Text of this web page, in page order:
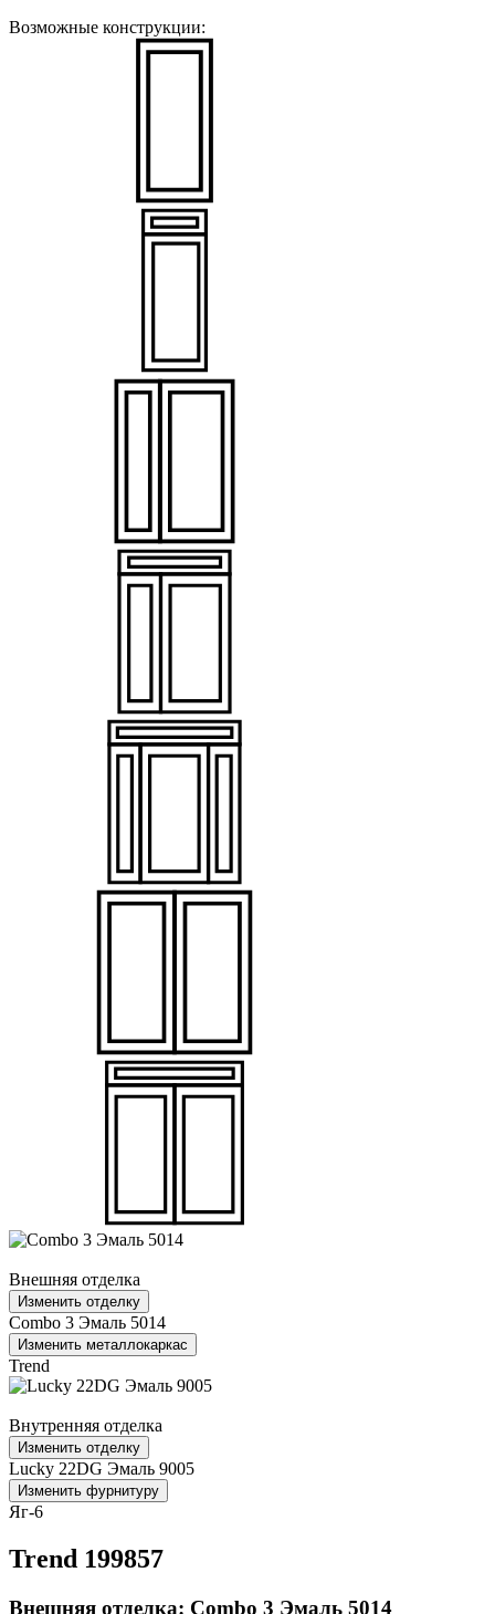
Возможные конструкции:
Внешняя отделка
Изменить отделку
Combo 3 Эмаль 5014
Изменить металлокаркас
Trend
Внутренняя отделка
Изменить отделку
Lucky 22DG Эмаль 9005
Изменить фурнитуру
Яг-6
Trend 199857
Внешняя отделка: Combo 3 Эмаль 5014